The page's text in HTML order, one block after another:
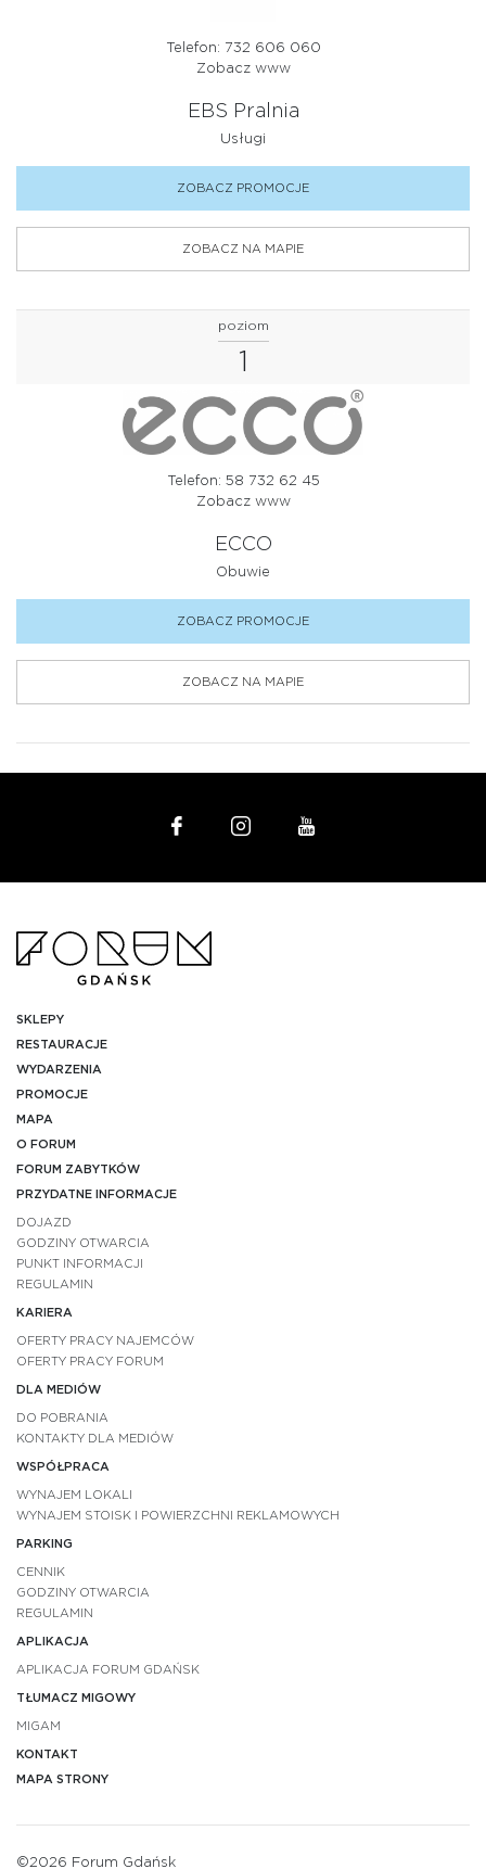
Telefon: 732 606 060
Zobacz www
EBS Pralnia
Usługi
ZOBACZ PROMOCJE
ZOBACZ NA MAPIE
poziom
1
Telefon: 58 732 62 45
Zobacz www
ECCO
Obuwie
ZOBACZ PROMOCJE
ZOBACZ NA MAPIE
SKLEPY
RESTAURACJE
WYDARZENIA
PROMOCJE
MAPA
O FORUM
FORUM ZABYTKÓW
PRZYDATNE INFORMACJE
DOJAZD
GODZINY OTWARCIA
PUNKT INFORMACJI
REGULAMIN
KARIERA
OFERTY PRACY NAJEMCÓW
OFERTY PRACY FORUM
DLA MEDIÓW
DO POBRANIA
KONTAKTY DLA MEDIÓW
WSPÓŁPRACA
WYNAJEM LOKALI
WYNAJEM STOISK I POWIERZCHNI REKLAMOWYCH
PARKING
CENNIK
GODZINY OTWARCIA
REGULAMIN
APLIKACJA
APLIKACJA FORUM GDAŃSK
TŁUMACZ MIGOWY
MIGAM
KONTAKT
MAPA STRONY
©2026 Forum Gdańsk